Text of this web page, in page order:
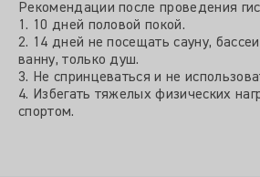
Рекомендации после проведения
1. 10 дней половой покой.
2. 14 дней не посещать сауну,
ванну, только душ.
3. Не спринцеваться и не
4. Избегать тяжелых физических
спортом.